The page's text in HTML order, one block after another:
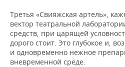
Третья «Свияжская артель»,
вектор театральной
средств, при царящей
дорого стоит. Это глубокое и,
и одновременно нежное
вневременной среде.